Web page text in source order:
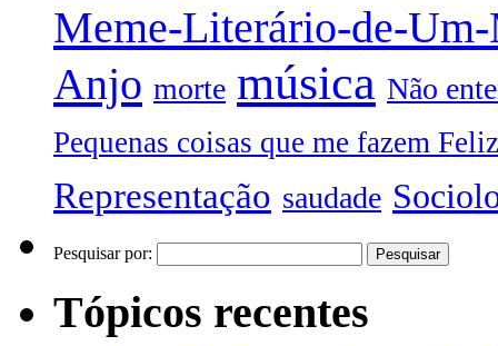
Meme-Literário-de-
Anjo morte música Não
Pequenas coisas que me fazem Feliz
Representação saudade
Pesquisar por:
Tópicos recentes